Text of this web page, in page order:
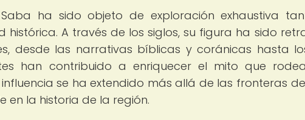
ha sido objeto de exploración exhaustiva
A través de los siglos, su figura ha sido
desde las narrativas bíblicas y coránicas hasta
han contribuido a enriquecer el mito que
se ha extendido más allá de las fronteras de
en la historia de la región.